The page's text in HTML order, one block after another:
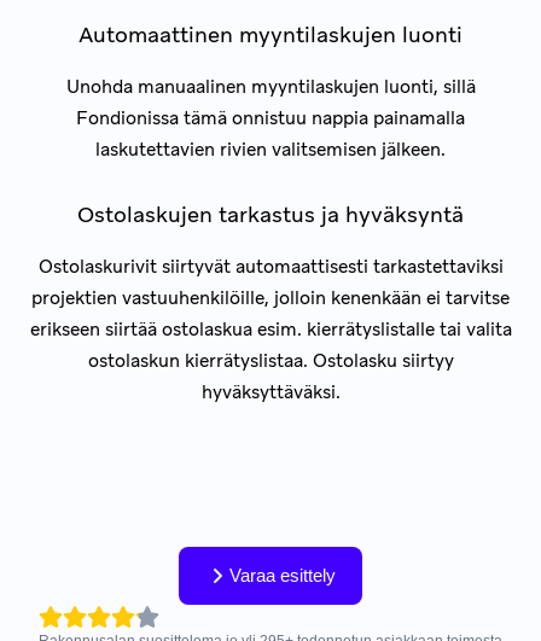
Automaattinen myyntilaskujen luonti
Unohda manuaalinen myyntilaskujen luonti, sillä
Fondionissa tämä onnistuu nappia painamalla
laskutettavien rivien valitsemisen jälkeen.
Ostolaskujen tarkastus ja hyväksyntä
Ostolaskurivit siirtyvät automaattisesti tarkastettaviksi
projektien vastuuhenkilöille, jolloin kenenkään ei tarvitse
erikseen siirtää ostolaskua esim. kierrätyslistalle tai valita
ostolaskun kierrätyslistaa. Ostolasku siirtyy
hyväksyttäväksi.
Varaa esittely